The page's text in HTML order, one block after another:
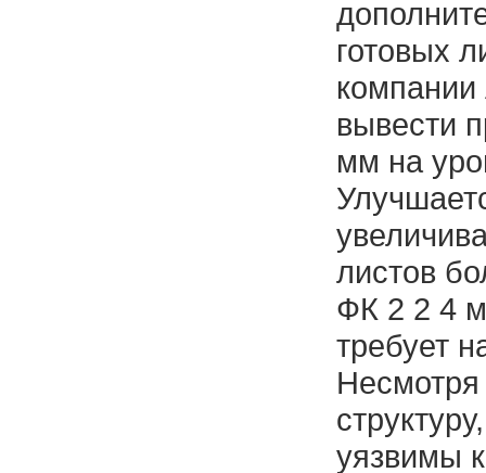
готовых
компании
вывести
мм на
листов
ФК 2 2 4
требует
Несмотря
уязвимы